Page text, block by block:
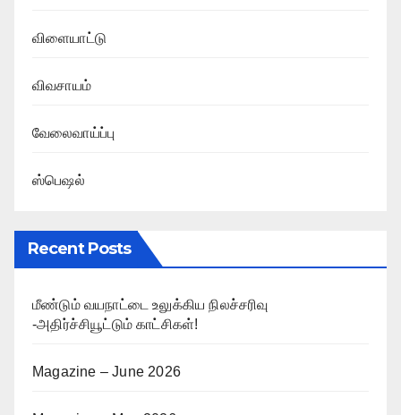
விளையாட்டு
விவசாயம்
வேலைவாய்ப்பு
ஸ்பெஷல்
Recent Posts
மீண்டும் வயநாட்டை உலுக்கிய நிலச்சரிவு
-அதிர்ச்சியூட்டும் காட்சிகள்!
Magazine – June 2026